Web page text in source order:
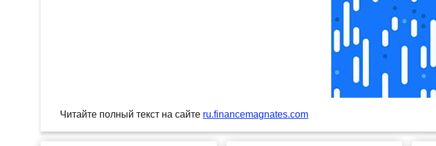
Читайте полный текст на сайте ru.financemagnates.com